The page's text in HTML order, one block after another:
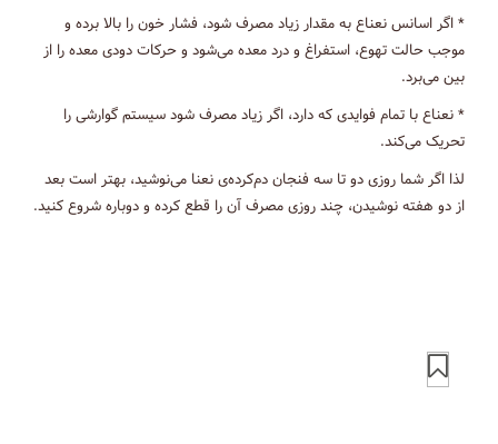
* اگر اسانس نعناع به مقدار زیاد مصرف شود، فشار خون را بالا برده و
موجب حالت تهوع، استفراغ و درد معده می‌شود و حرکات دودی معده را از
بین می‌برد.
* نعناع با تمام فوایدی که دارد، اگر زیاد مصرف شود سیستم گوارشی را
تحریک می‌کند.
لذا اگر شما روزی دو تا سه فنجان دم‌کرده‌ی نعنا می‌نوشید، بهتر است بعد
از دو هفته نوشیدن، چند روزی مصرف آن را قطع کرده و دوباره شروع کنید.